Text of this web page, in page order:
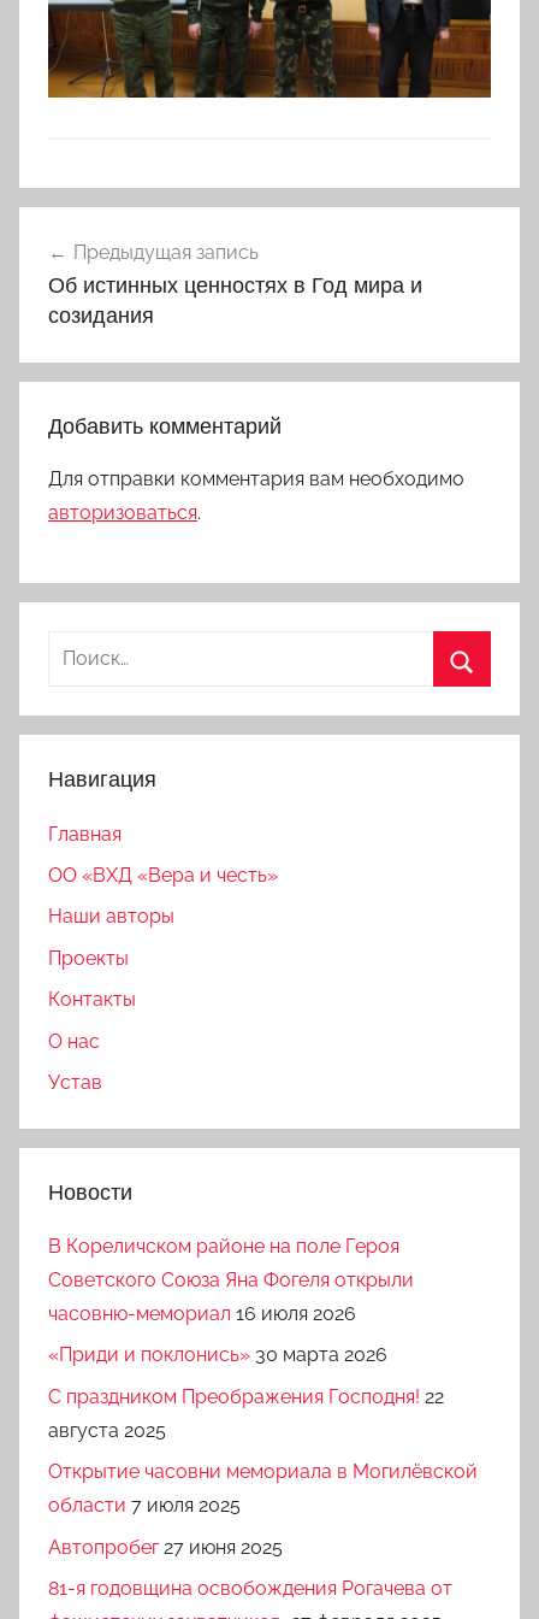
по
записям
Предыдущая запись
Об истинных ценностях в Год мира и
созидания
Добавить комментарий
Для отправки комментария вам необходимо
авторизоваться.
Найти:
Навигация
Главная
ОО «ВХД «Вера и честь»
Наши авторы
Проекты
Контакты
О нас
Устав
Новости
В Кореличском районе на поле Героя
Советского Союза Яна Фогеля открыли
часовню-мемориал 16 июля 2026
«Приди и поклонись» 30 марта 2026
C праздником Преображения Господня! 22
августа 2025
Открытие часовни мемориала в Могилёвской
области 7 июля 2025
Автопробег 27 июня 2025
81-я годовщина освобождения Рогачева от